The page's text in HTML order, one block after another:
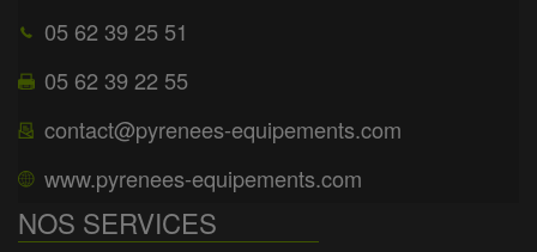
05 62 39 25 51
05 62 39 22 55
contact@pyrenees-equipements.com
www.pyrenees-equipements.com
NOS SERVICES